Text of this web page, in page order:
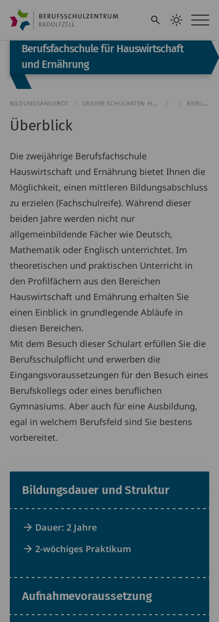
SucheKontrast
Berufsfachschule für Hauswirtschaft
und Ernährung
BILDUNGSANGEBOT UNSERE SCHULARTEN HAUS- & LANDWIRT­SCHAFTLICHE SCHULEN BERUFSFACHSCHULE FÜR HAUSWIRTSCHAFT UND ERNÄHRUNG
Berufsfachschule
Hauswirtschaft
und
Ernährung
Überblick
Die zweijährige Berufsfachschule
Hauswirtschaft und Ernährung bietet Ihnen die
Möglichkeit, einen mittleren Bildungsabschluss
zu erzielen (Fachschulreife). Während dieser
beiden Jahre werden nicht nur
allgemeinbildende Fächer wie Deutsch,
Mathematik oder Englisch unterrichtet. Im
theoretischen und praktischen Unterricht in
den Profilfächern aus den Bereichen
Hauswirtschaft und Ernährung erhalten Sie
einen Einblick in grundlegende Abläufe in
diesen Bereichen.
Mit dem Besuch dieser Schulart erfüllen Sie die
Berufsschulpflicht und erwerben die
Eingangsvoraussetzungen für den Besuch eines
Berufskollegs oder eines beruflichen
Gymnasiums. Aber auch für eine Ausbildung,
egal in welchem Berufsfeld sind Sie bestens
vorbereitet.
Bildungsdauer und Struktur
Dauer: 2 Jahre
2-wöchiges Praktikum
Aufnahmevoraussetzung